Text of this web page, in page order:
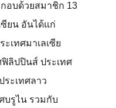
อบด้วยสมาชิก 13
ยน อันได้แก่
เทศมาเลเซีย
ฟิลิปปินส์ ประเทศ
ระเทศลาว
บรูไน รวมกับ